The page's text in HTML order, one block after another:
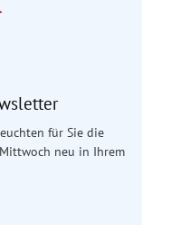
für Sie die
neu in Ihrem